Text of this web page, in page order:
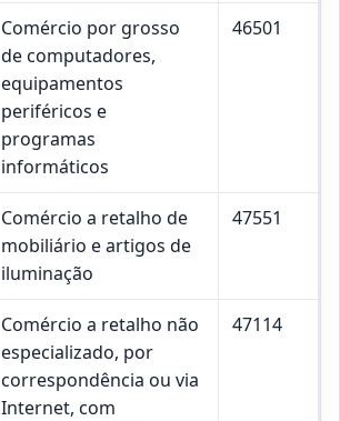
Comércio por grosso
de computadores,
equipamentos
periféricos e
programas
informáticos
46501
Comércio a retalho de
mobiliário e artigos de
iluminação
47551
Comércio a retalho não
especializado, por
correspondência ou via
Internet, com
47114